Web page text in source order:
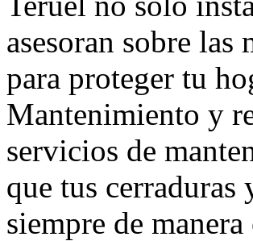
asesoran sobre las
para proteger tu
Mantenimiento y
servicios de
que tus cerraduras
siempre de